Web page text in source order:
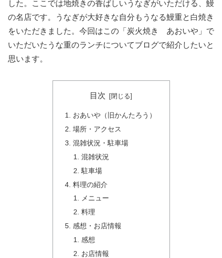
した。ここでは地焼きの香ばしいうなぎがいただける、鰻
の名店です。うなぎが大好きな自分もうなる鰻重と白焼き
をいただきました。今回はこの「炭火焼き あおいや」で
いただいたうな重のランチについてブログで紹介したいと
思います。
目次
おあいや（旧かんたろう）
場所・アクセス
混雑状況・駐車場
混雑状況
駐車場
料理の紹介
メニュー
料理
感想・お店情報
感想
お店情報